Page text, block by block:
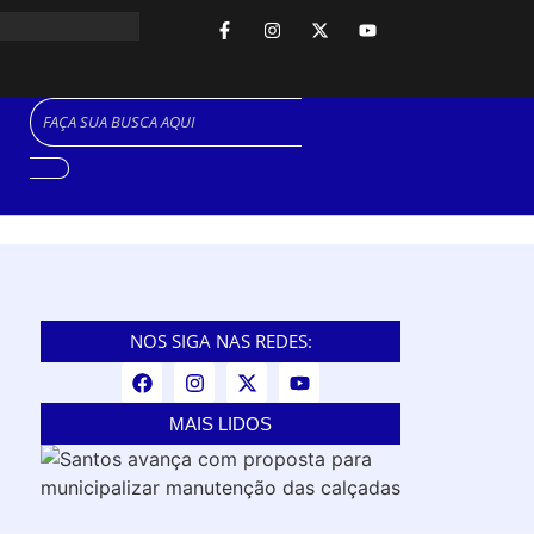
NOS SIGA NAS REDES:
MAIS LIDOS